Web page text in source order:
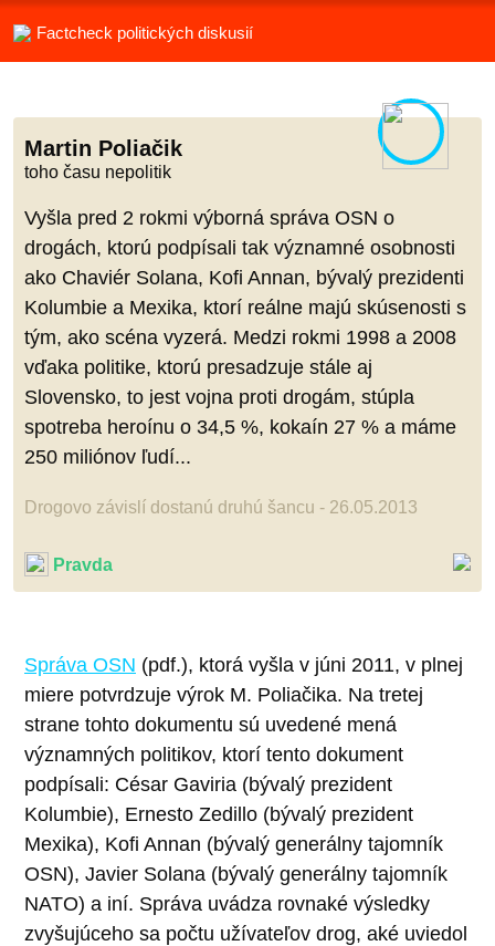
Factcheck politických diskusií
Martin Poliačik
toho času nepolitik
Vyšla pred 2 rokmi výborná správa OSN o
drogách, ktorú podpísali tak významné osobnosti
ako Chaviér Solana, Kofi Annan, bývalý prezidenti
Kolumbie a Mexika, ktorí reálne majú skúsenosti s
tým, ako scéna vyzerá. Medzi rokmi 1998 a 2008
vďaka politike, ktorú presadzuje stále aj
Slovensko, to jest vojna proti drogám, stúpla
spotreba heroínu o 34,5 %, kokaín 27 % a máme
250 miliónov ľudí...
Drogovo závislí dostanú druhú šancu - 26.05.2013
Pravda
Správa OSN (pdf.), ktorá vyšla v júni 2011, v plnej
miere potvrdzuje výrok M. Poliačika. Na tretej
strane tohto dokumentu sú uvedené mená
významných politikov, ktorí tento dokument
podpísali: César Gaviria (bývalý prezident
Kolumbie), Ernesto Zedillo (bývalý prezident
Mexika), Kofi Annan (bývalý generálny tajomník
OSN), Javier Solana (bývalý generálny tajomník
NATO) a iní. Správa uvádza rovnaké výsledky
zvyšujúceho sa počtu užívateľov drog, aké uviedol